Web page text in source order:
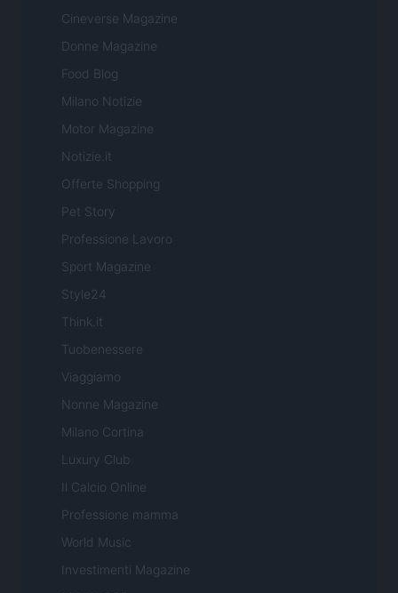
Cineverse Magazine
Donne Magazine
Food Blog
Milano Notizie
Motor Magazine
Notizie.it
Offerte Shopping
Pet Story
Professione Lavoro
Sport Magazine
Style24
Think.it
Tuobenessere
Viaggiamo
Nonne Magazine
Milano Cortina
Luxury Club
Il Calcio Online
Professione mamma
World Music
Investimenti Magazine